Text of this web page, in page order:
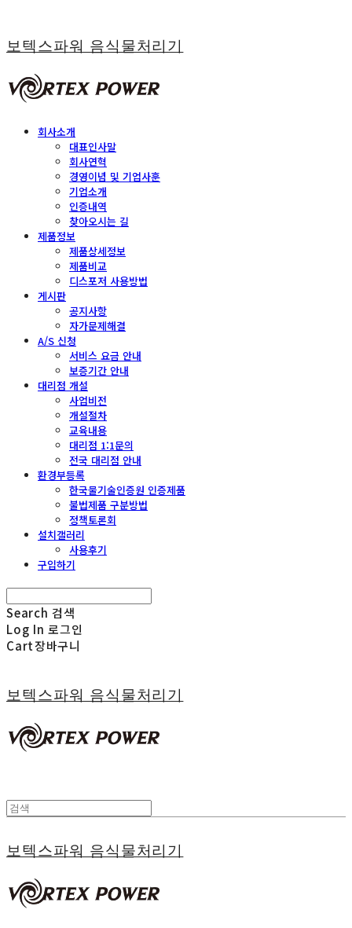
보텍스파워 음식물처리기
회사소개
대표인사말
회사연혁
경영이념 및 기업사훈
기업소개
인증내역
찾아오시는 길
제품정보
제품상세정보
제품비교
디스포저 사용방법
게시판
공지사항
자가문제해결
A/S 신청
서비스 요금 안내
보증기간 안내
대리점 개설
사업비전
개설절차
교육내용
대리점 1:1문의
전국 대리점 안내
환경부등록
한국물기술인증원 인증제품
불법제품 구분방법
정책토론회
설치갤러리
사용후기
구입하기
Search 검색
Log In 로그인
Cart장바구니
보텍스파워 음식물처리기
보텍스파워 음식물처리기